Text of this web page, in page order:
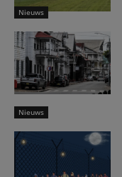
Nieuws
Nieuws